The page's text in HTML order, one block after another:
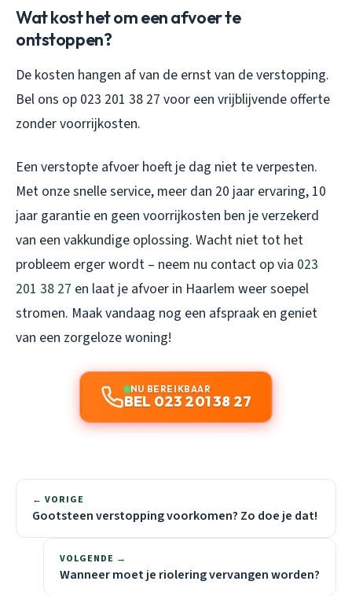
Wat kost het om een afvoer te
ontstoppen?
De kosten hangen af van de ernst van de verstopping.
Bel ons op 023 201 38 27 voor een vrijblijvende offerte
zonder voorrijkosten.
Een verstopte afvoer hoeft je dag niet te verpesten.
Met onze snelle service, meer dan 20 jaar ervaring, 10
jaar garantie en geen voorrijkosten ben je verzekerd
van een vakkundige oplossing. Wacht niet tot het
probleem erger wordt – neem nu contact op via 023
201 38 27 en laat je afvoer in Haarlem weer soepel
stromen. Maak vandaag nog een afspraak en geniet
van een zorgeloze woning!
NU BEREIKBAAR
BEL 023 201 38 27
← VORIGE
Gootsteen verstopping voorkomen? Zo doe je dat!
VOLGENDE →
Wanneer moet je riolering vervangen worden?